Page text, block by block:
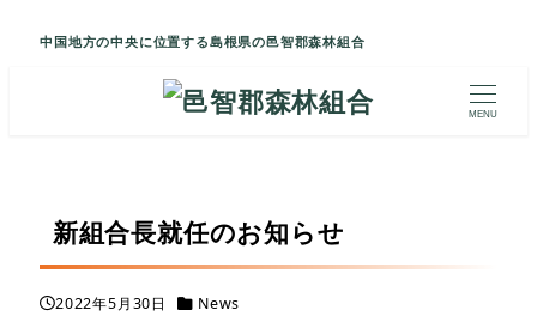
中国地方の中央に位置する島根県の邑智郡森林組合
MENU
新組合長就任のお知らせ
投稿日
2022年5月30日 カテゴリー
News